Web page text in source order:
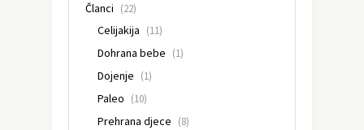
Članci (22)
Celijakija (11)
Dohrana bebe (1)
Dojenje (1)
Paleo (10)
Prehrana djece (8)